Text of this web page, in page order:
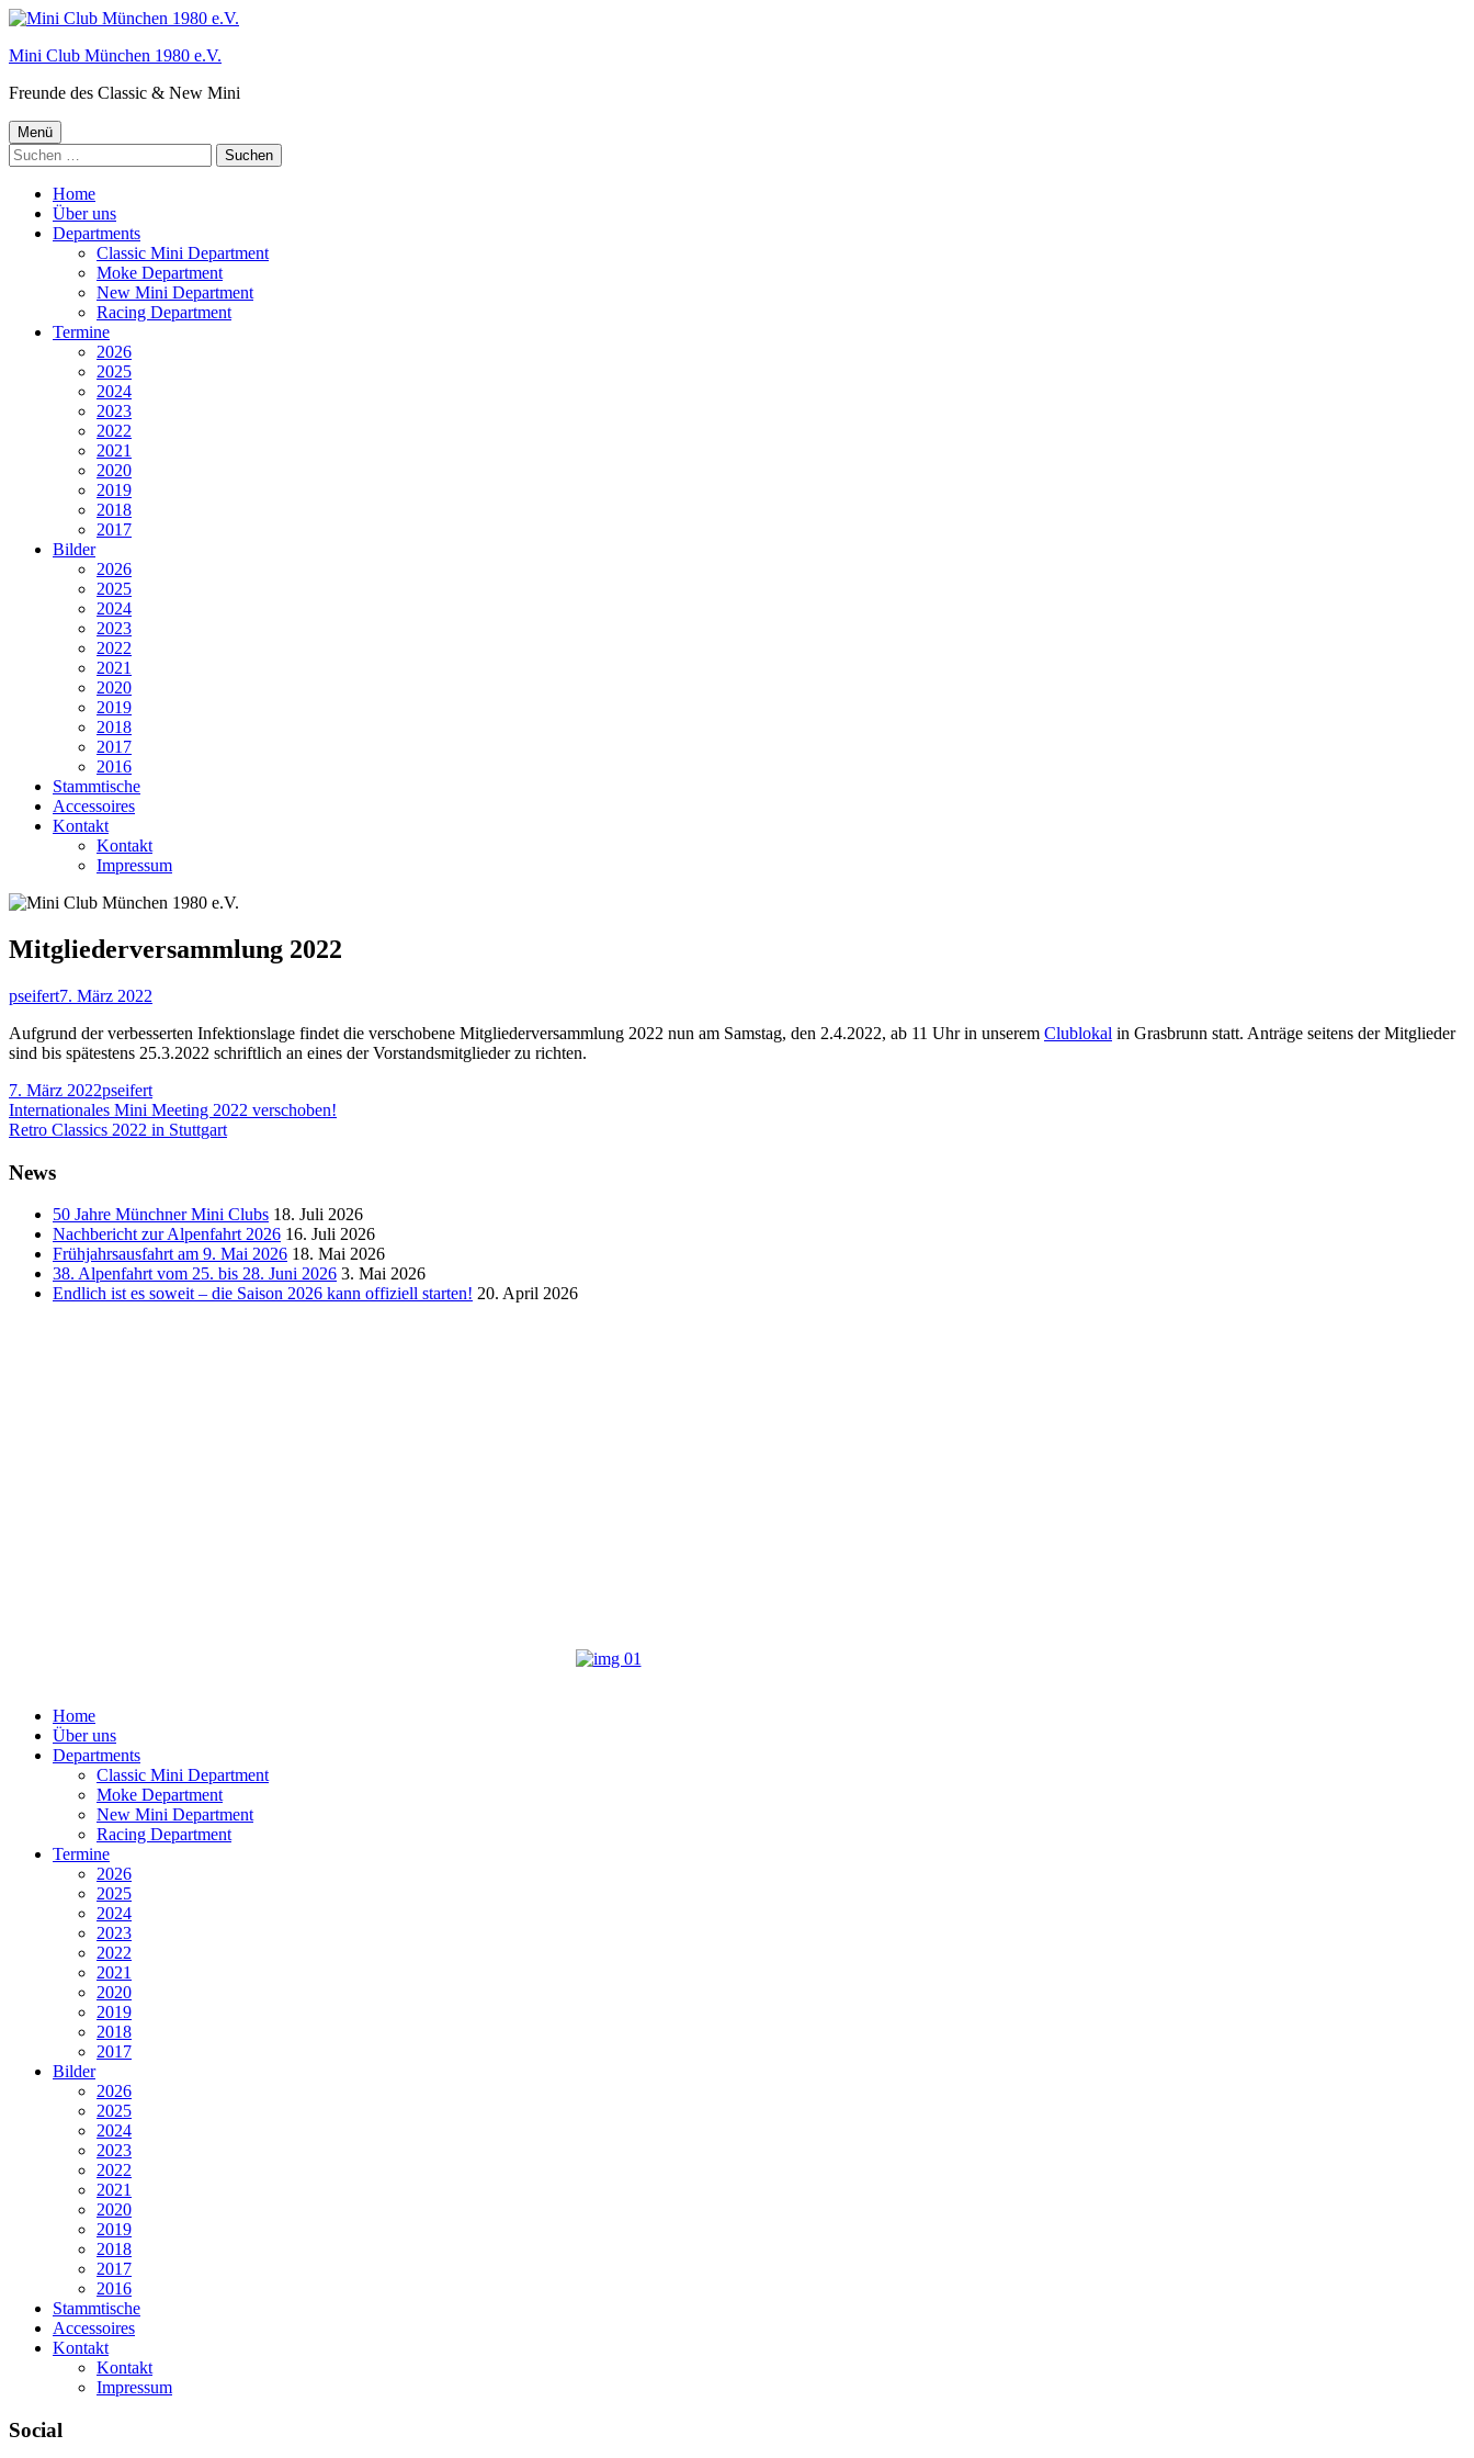
Springe
Inhalt
Mini Club München 1980 e.V.
Freunde des Classic & New Mini
Primäres
Menü
Menü
Suchen
nach:
Home
Über uns
Departments
Classic Mini Department
Moke Department
New Mini Department
Racing Department
Termine
2026
2025
2024
2023
2022
2021
2020
2019
2018
2017
Bilder
2026
2025
2024
2023
2022
2021
2020
2019
2018
2017
2016
Stammtische
Accessoires
Kontakt
Kontakt
Impressum
Mitgliederversammlung 2022
Autor
pseifertVeröffentlicht
7. März 2022
Aufgrund der verbesserten Infektionslage findet die verschobene Mitgliederversammlung 2022 nun am Samstag, den 2.4.2022, ab 11 Uhr in unserem Clublokal in Grasbrunn statt. Anträge seitens der Mitglieder
sind bis spätestens 25.3.2022 schriftlich an eines der Vorstandsmitglieder zu richten.
Veröffentlicht
am
7. März 2022Autor
pseifert
Beitragsnavigation
Vorheriger
Beitrag:
Internationales Mini Meeting 2022 verschoben!
Nächster
Retro Classics 2022 in Stuttgart
Haupt-
Seitenleiste
News
50 Jahre Münchner Mini Clubs 18. Juli 2026
Nachbericht zur Alpenfahrt 2026 16. Juli 2026
Frühjahrsausfahrt am 9. Mai 2026 18. Mai 2026
38. Alpenfahrt vom 25. bis 28. Juni 2026 3. Mai 2026
Endlich ist es soweit – die Saison 2026 kann offiziell starten! 20. April 2026
Home
Über uns
Departments
Classic Mini Department
Moke Department
New Mini Department
Racing Department
Termine
2026
2025
2024
2023
2022
2021
2020
2019
2018
2017
Bilder
2026
2025
2024
2023
2022
2021
2020
2019
2018
2017
2016
Stammtische
Accessoires
Kontakt
Kontakt
Impressum
Social